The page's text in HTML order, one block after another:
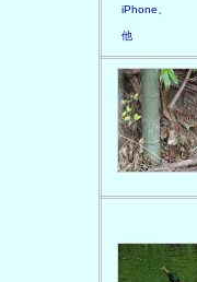
iPhone、
他